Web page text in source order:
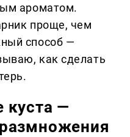
ароматом.
проще, чем
способ —
как сделать
куста —